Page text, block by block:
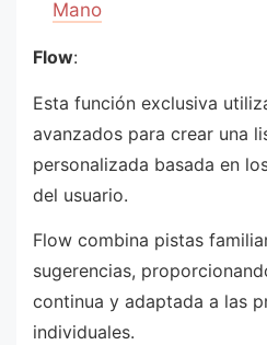
Mano
Flow:
Esta función exclusiva
avanzados para crear una
personalizada basada en
del usuario.
Flow combina pistas
sugerencias,
continua y adaptada a las
individuales.